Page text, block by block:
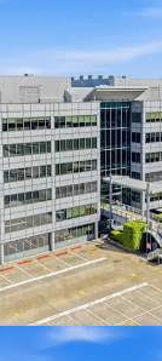
with future
for owner
or
sqm NLA of
glass façade,
Innovation
located
Ryde Metro